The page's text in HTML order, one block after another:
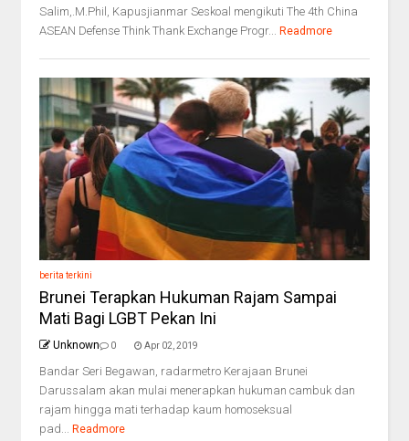
Salim,.M.Phil, Kapusjianmar Seskoal mengikuti The 4th China
ASEAN Defense Think Thank Exchange Progr... Readmore
berita terkini
Brunei Terapkan Hukuman Rajam Sampai
Mati Bagi LGBT Pekan Ini
Unknown 0 Apr 02, 2019
Bandar Seri Begawan, radarmetro Kerajaan Brunei
Darussalam akan mulai menerapkan hukuman cambuk dan
rajam hingga mati terhadap kaum homoseksual
pad... Readmore